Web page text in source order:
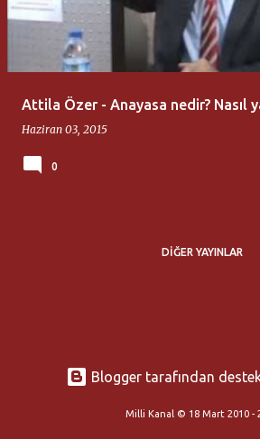
Attila Özer - Anayasa nedir? Nasıl
Haziran 03, 2015
0
DIĞER YAYINLAR
Blogger tarafından
Milli Kanal © 18 Mart 2010 -